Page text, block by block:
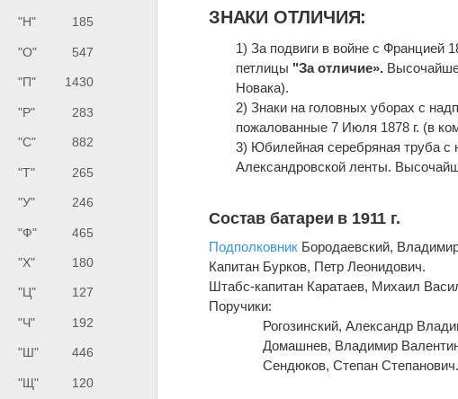
"Н" 185
"О" 547
"П" 1430
"Р" 283
"С" 882
"Т" 265
"У" 246
"Ф" 465
"Х" 180
"Ц" 127
"Ч" 192
"Ш" 446
"Щ" 120
ЗНАКИ ОТЛИЧИЯ:
1) За подвиги в войне с Францией
петлицы "За отличие».
Новака).
2) Знаки на головных уборах с
пожалованные 7 Июля 1878 г. (в
3) Юбилейная серебряная труба с
Александровской ленты.
Состав батареи в 1911 г.
Подполковник Бородаевский,
Капитан Бурков, Петр Леонидович.
Штабс-капитан Каратаев, Михаил
Поручики:
Рогозинский, Александр
Домашнев, Владимир
Сендюков, Степан Степанович.